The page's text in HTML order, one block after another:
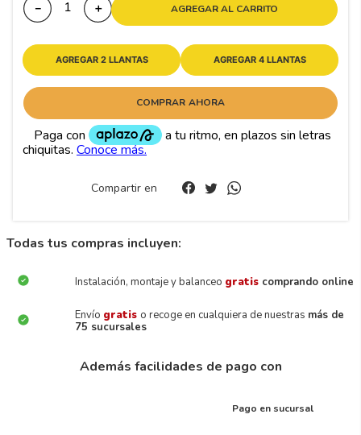
＋
－ AGREGAR AL CARRITO
AGREGAR 2 LLANTAS AGREGAR 4 LLANTAS
COMPRAR AHORA
Compartir en
Todas tus compras incluyen:
Instalación, montaje y balanceo gratis comprando online
Envío gratis o recoge en cualquiera de nuestras más de
75 sucursales
Además facilidades de pago con
Pago en sucursal